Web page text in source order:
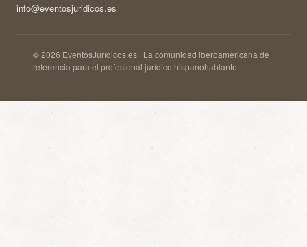
info@eventosjuridicos.es
© 2026 EventosJurídicos.es · La comunidad iberoamericana de
referencia para el profesional jurídico hispanohablante